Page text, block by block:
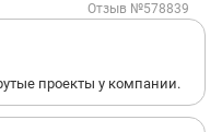
Отзыв №578839
проекты у компании.